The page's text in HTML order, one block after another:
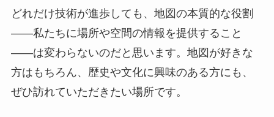
どれだけ技術が進歩しても、地図の本質的な役割
――私たちに場所や空間の情報を提供すること
――は変わらないのだと思います。地図が好きな
方はもちろん、歴史や文化に興味のある方にも、
ぜひ訪れていただきたい場所です。